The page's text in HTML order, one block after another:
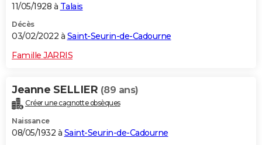
11/05/1928 à Talais
Décès
03/02/2022 à Saint-Seurin-de-Cadourne
Famille JARRIS
Jeanne SELLIER (89 ans)
Créer une cagnotte obsèques
Naissance
08/05/1932 à Saint-Seurin-de-Cadourne